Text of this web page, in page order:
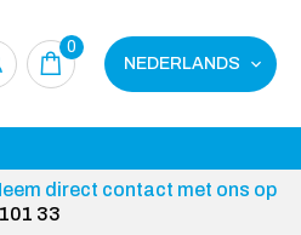
0
NEDERLANDS
direct contact met ons op
33